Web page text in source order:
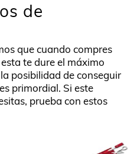
de
que cuando compres
esta te dure el máximo
posibilidad de conseguir
es primordial. Si este
prueba con estos